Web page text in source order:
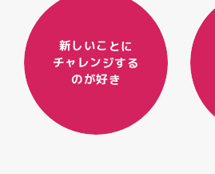
新しいことに
チャレンジする
のが好き